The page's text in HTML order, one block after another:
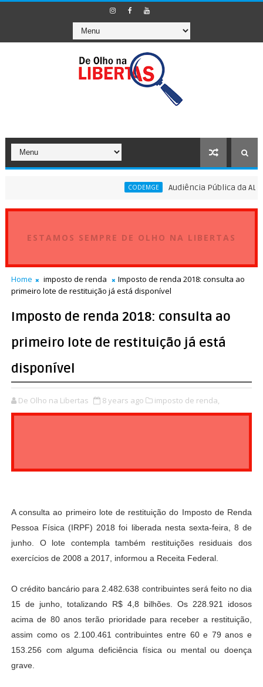
CODEMGE Audiência Pública da ALMG
ESTAMOS SEMPRE DE OLHO NA LIBERTAS
Home imposto de renda
Imposto de renda 2018: consulta ao
primeiro lote de restituição já está disponível
Imposto de renda 2018: consulta ao
primeiro lote de restituição já está
disponível
De Olho na Libertas 8 years ago imposto de renda,
A consulta ao primeiro lote de restituição do Imposto de Renda
Pessoa Física (IRPF) 2018 foi liberada nesta sexta-feira, 8 de
junho. O lote contempla também restituições residuais dos
exercícios de 2008 a 2017, informou a Receita Federal.
O crédito bancário para 2.482.638 contribuintes será feito no dia
15 de junho, totalizando R$ 4,8 bilhões. Os 228.921 idosos
acima de 80 anos terão prioridade para receber a restituição,
assim como os 2.100.461 contribuintes entre 60 e 79 anos e
153.256 com alguma deficiência física ou mental ou doença
grave.